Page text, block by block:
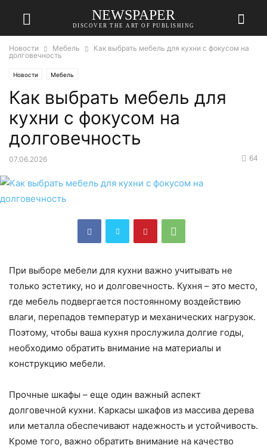
NEWSPAPER
DISCOVER THE ART OF PUBLISHING
Новости Мебель
Как выбрать мебель для кухни с фокусом на
долговечность
Новости Мебель
Как выбрать мебель для
кухни с фокусом на
долговечность
07.06.2026 64
При выборе мебели для кухни важно учитывать не
только эстетику, но и долговечность. Кухня – это место,
где мебель подвергается постоянному воздействию
влаги, перепадов температур и механических нагрузок.
Поэтому, чтобы ваша кухня прослужила долгие годы,
необходимо обратить внимание на материалы и
конструкцию мебели.
Прочные шкафы – еще один важный аспект
долговечной кухни. Каркасы шкафов из массива дерева
или металла обеспечивают надежность и устойчивость.
Кроме того, важно обратить внимание на качество